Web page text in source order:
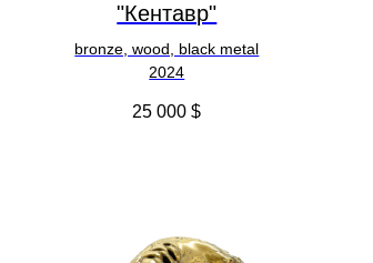
"Кентавр"
bronze, wood, black metal
2024
25 000 $